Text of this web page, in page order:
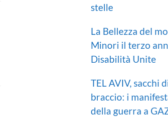
stelle
La Bellezza del
Minori il terzo
Disabilità Unite
TEL AVIV, sacchi
braccio: i
della guerra a